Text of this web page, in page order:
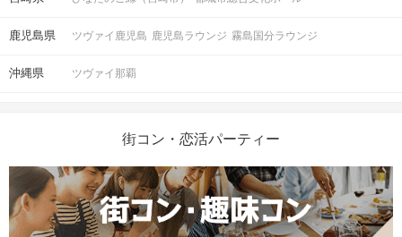
鹿児島県 ツヴァイ鹿児島 鹿児島ラウンジ 霧島国分ラウンジ
沖縄県 ツヴァイ那覇
街コン・恋活パーティー